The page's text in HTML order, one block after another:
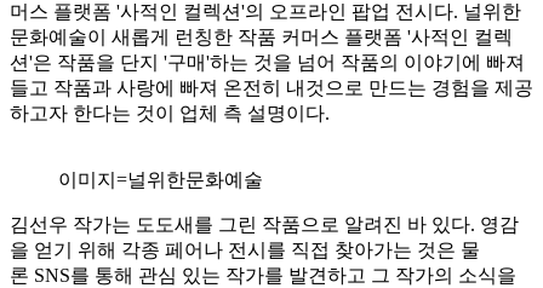
머스 플랫폼 '사적인 컬렉션'의 오프라인 팝업 전시다. 널위한
문화예술이 새롭게 런칭한 작품 커머스 플랫폼 '사적인 컬렉
션'은 작품을 단지 '구매'하는 것을 넘어 작품의 이야기에 빠져
들고 작품과 사랑에 빠져 온전히 내것으로 만드는 경험을 제공
하고자 한다는 것이 업체 측 설명이다.
이미지=널위한문화예술
김선우 작가는 도도새를 그린 작품으로 알려진 바 있다. 영감
을 얻기 위해 각종 페어나 전시를 직접 찾아가는 것은 물
론 SNS를 통해 관심 있는 작가를 발견하고 그 작가의 소식을